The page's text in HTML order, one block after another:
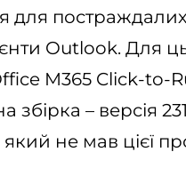
для постраждалих
Outlook. Для
M365 Click-
збірка – версія
не мав цієї